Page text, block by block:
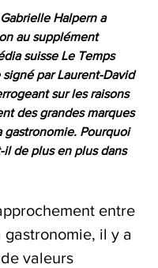
Halpern a
au supplément
suisse Le Temps
signé par Laurent-David
sur les raisons
des grandes marques
gastronomie. Pourquoi
de plus en plus dans
entre
gastronomie, il y a
valeurs